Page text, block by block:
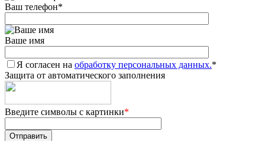
Ваш телефон*
Ваше имя
Я согласен на обработку персональных данных.*
Защита от автоматического заполнения
Введите символы с картинки*